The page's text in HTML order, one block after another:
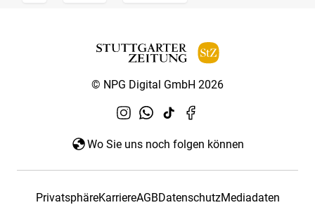
© NPG Digital GmbH 2026
Wo Sie uns noch folgen können
PrivatsphäreKarriereAGBDatenschutzMediadaten